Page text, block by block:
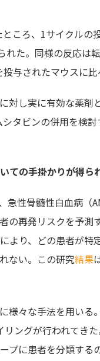
ころ、1サイクルの
た。同様の反応は
与されたマウスに比
対し実に有効な薬剤
タビンの併用を検
ての手掛かりが得ら
性骨髄性白血病（
の再発リスクを予測
より、どの患者が特
ない。この研究結果
々な手法を用いる
ングが行われてき
プに患者を分類する